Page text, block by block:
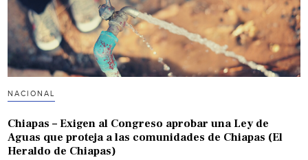
NACIONAL
Chiapas – Exigen al Congreso aprobar una Ley de
Aguas que proteja a las comunidades de Chiapas (El
Heraldo de Chiapas)